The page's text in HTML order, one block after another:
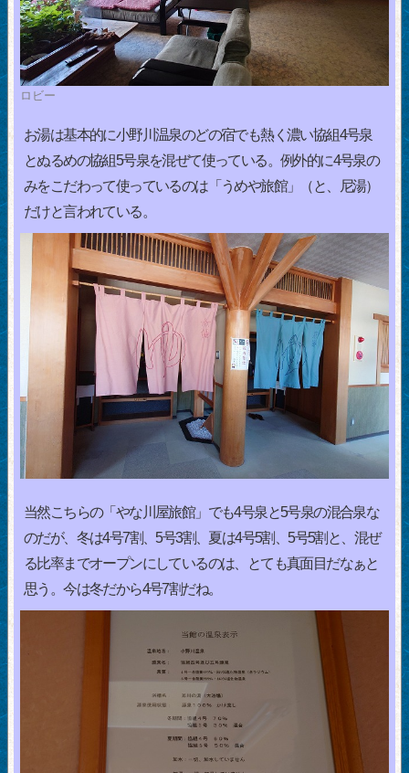
ロビー
お湯は基本的に小野川温泉のどの宿でも熱く濃い協組4号泉
とぬるめの協組5号泉を混ぜて使っている。例外的に4号泉の
みをこだわって使っているのは「うめや旅館」（と、尼湯）
だけと言われている。
当然こちらの「やな川屋旅館」でも4号泉と5号泉の混合泉な
のだが、冬は4号7割、5号3割、夏は4号5割、5号5割と、混ぜ
る比率までオープンにしているのは、とても真面目だなぁと
思う。今は冬だから4号7割だね。